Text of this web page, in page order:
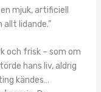
mjuk, artificiell
allt lidande.”
och frisk – som om
hans liv, aldrig
kändes…